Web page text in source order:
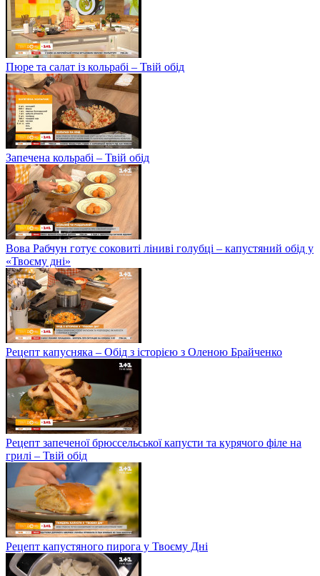
Пюре та салат із кольрабі – Твій обід
Запечена кольрабі – Твій обід
Вова Рабчун готує соковиті ліниві голубці – капустяний обід у
«Твоєму дні»
Рецепт капусняка – Обід з історією з Оленою Брайченко
Рецепт запеченої брюссельської капусти та курячого філе на
грилі – Твій обід
Рецепт капустяного пирога у Твоєму Дні